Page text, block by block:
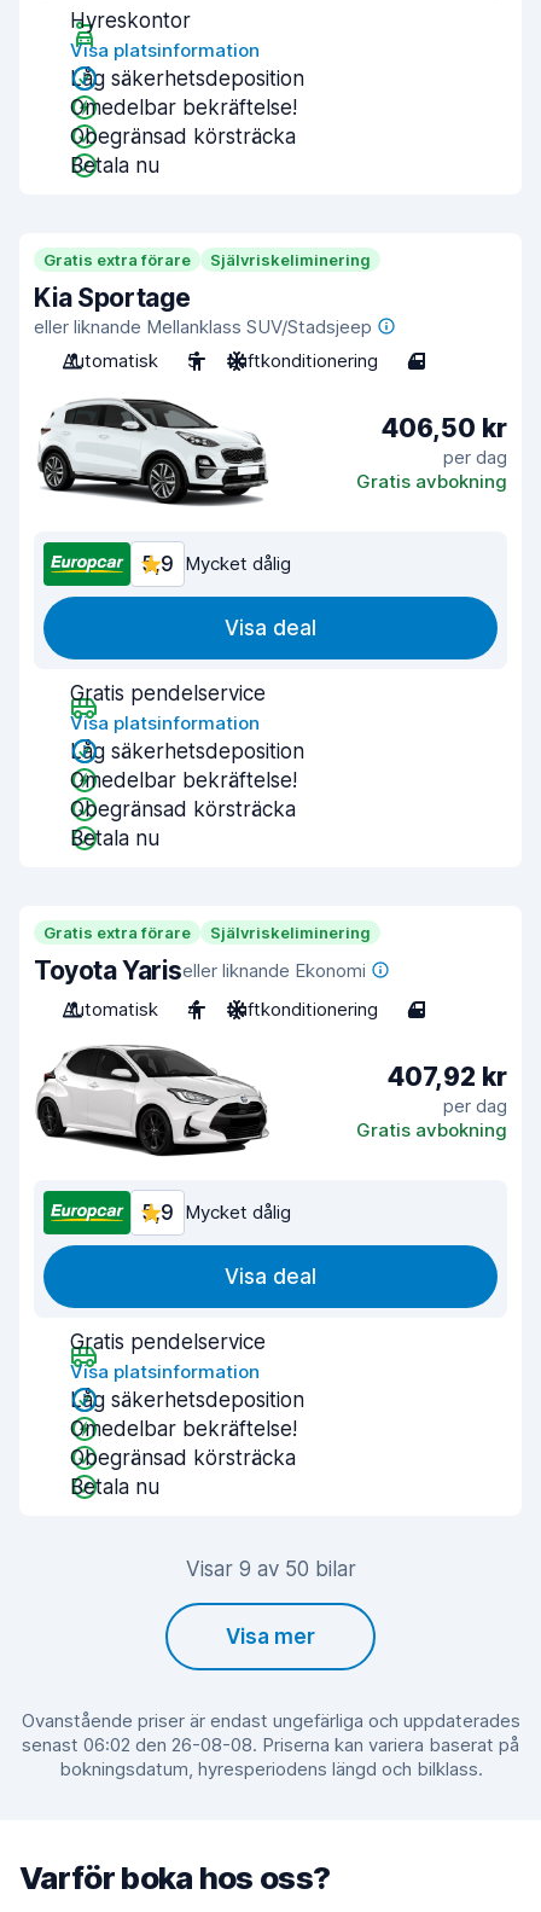
Hyreskontor
Visa platsinformation
Låg säkerhetsdeposition
Omedelbar bekräftelse!
Obegränsad körsträcka
Betala nu
Gratis extra förare Självriskeliminering
Kia Sportage
eller liknande Mellanklass SUV/Stadsjeep
Automatisk
5 Luftkonditionering 4
406,50 kr
per dag
Gratis avbokning
5,9 Mycket dålig
Visa deal
Gratis pendelservice
Visa platsinformation
Låg säkerhetsdeposition
Omedelbar bekräftelse!
Obegränsad körsträcka
Betala nu
Gratis extra förare Självriskeliminering
Toyota Yariseller liknande Ekonomi
Automatisk
4 Luftkonditionering 4
407,92 kr
per dag
Gratis avbokning
5,9 Mycket dålig
Visa deal
Gratis pendelservice
Visa platsinformation
Låg säkerhetsdeposition
Omedelbar bekräftelse!
Obegränsad körsträcka
Betala nu
Visar 9 av 50 bilar
Visa mer
Ovanstående priser är endast ungefärliga och uppdaterades
senast 06:02 den 26-08-08. Priserna kan variera baserat på
bokningsdatum, hyresperiodens längd och bilklass.
Varför boka hos oss?